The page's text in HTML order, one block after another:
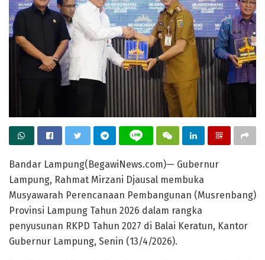
Bandar Lampung(BegawiNews.com)— Gubernur
Lampung, Rahmat Mirzani Djausal membuka
Musyawarah Perencanaan Pembangunan (Musrenbang)
Provinsi Lampung Tahun 2026 dalam rangka
penyusunan RKPD Tahun 2027 di Balai Keratun, Kantor
Gubernur Lampung, Senin (13/4/2026).